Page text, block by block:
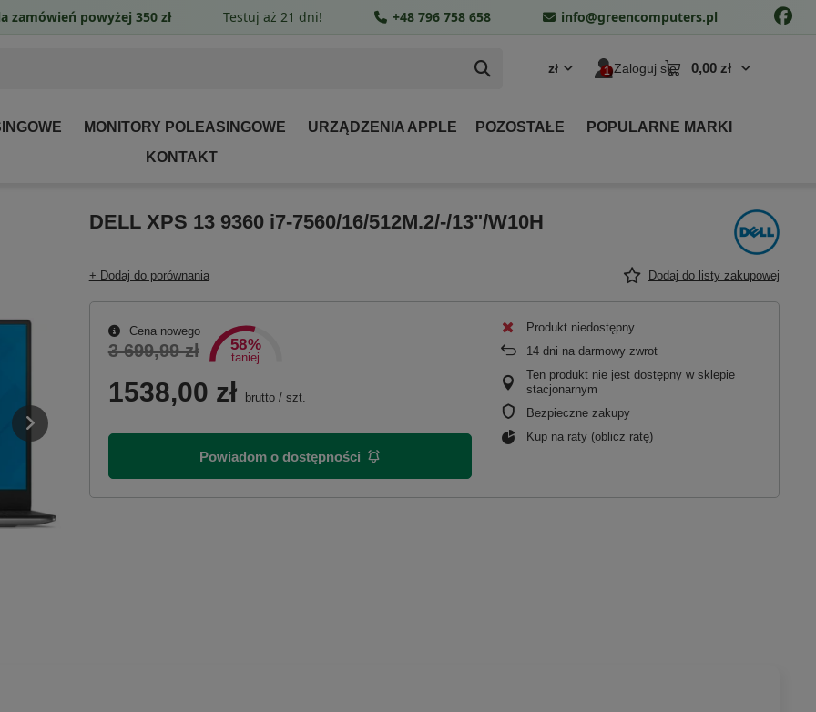
zł Zaloguj się 0,00 zł
MONITORY POLEASINGOWE URZĄDZENIA APPLE POZOSTAŁE
POPULARNE MARKI
KONTAKT
DELL XPS 13 9360 i7-7560/16/512M.2/-/13"/W10H
+ Dodaj do porównania Dodaj do listy zakupowej
Cena nowego
3 699,99 zł 58%
taniej
1538,00 zł brutto/ szt.
Powiadom o dostępności
Produkt niedostępny
14 dni na darmowy zwrot
Ten produkt nie jest dostępny w sklepie
stacjonarnym
Bezpieczne zakupy
Kup na raty (oblicz ratę)
zamówień powyżej 350 zł Testuj aż 21 dni! +48 796 758 658 info@greencomputers.pl